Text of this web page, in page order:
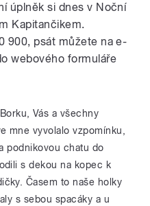
úplněk si dnes v Noční
Kapitančikem.
900, psát můžete na e-
webového formuláře
Vás a všechny
mne vyvolalo vzpomínku,
podnikovou chatu do
s dekou na kopec k
Časem to naše holky
s sebou spacáky a u